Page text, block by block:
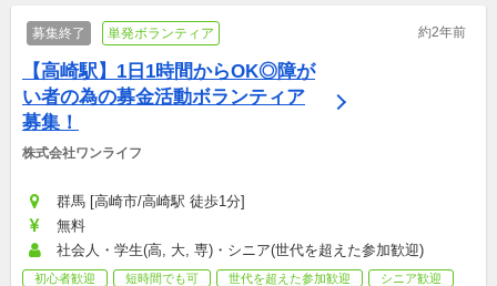
募集終了 単発ボランティア 約2年前
【高崎駅】1日1時間からOK◎障が
い者の為の募金活動ボランティア
募集！
株式会社ワンライフ
群馬 [高崎市/高崎駅 徒歩1分]
無料
社会人・学生(高, 大, 専)・シニア(世代を超えた参加歓迎)
初心者歓迎 短時間でも可 世代を超えた参加歓迎
シニア歓迎